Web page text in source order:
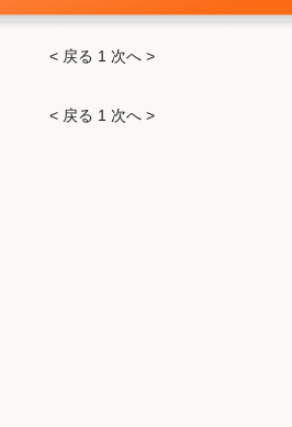
< 戻る 1 次へ >
< 戻る 1 次へ >